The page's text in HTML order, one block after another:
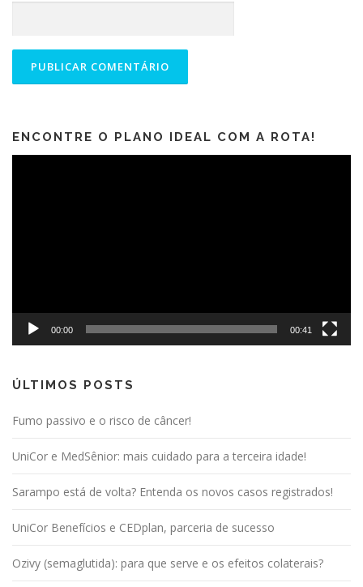
ENCONTRE O PLANO IDEAL COM A ROTA!
00:00 00:41
ÚLTIMOS POSTS
Fumo passivo e o risco de câncer!
UniCor e MedSênior: mais cuidado para a terceira idade!
Sarampo está de volta? Entenda os novos casos registrados!
UniCor Benefícios e CEDplan, parceria de sucesso
Ozivy (semaglutida): para que serve e os efeitos colaterais?